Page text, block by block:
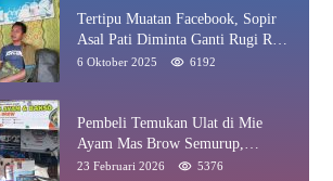
Tertipu Muatan Facebook, Sopir
Asal Pati Diminta Ganti Rugi Rp
40 Juta di Rawang
6 Oktober 2025 6192
Pembeli Temukan Ulat di Mie
Ayam Mas Brow Semurup,
Pengelola Minta Maaf
23 Februari 2026 5376